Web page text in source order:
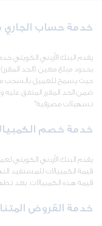
خدمة حساب الجاري
يقدم البنك الأردني الكويتي
بحدود مبلغ معين (الحد
حيث يسمح للعميل بالسحب
ضمن الحد المقرر المتفق
تسهيلات مصرفية"
خدمة خصم
يقدم البنك الأردني الكويتي
قيمة الكمبيالات للمستفيد
قيمة هذه الكمبيالات، بعد
خدمة القروض